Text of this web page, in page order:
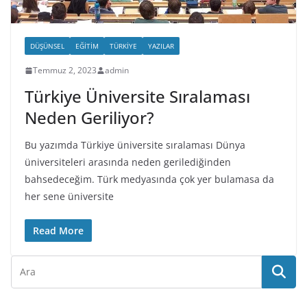
DÜŞÜNSEL EĞITIM TÜRKIYE YAZILAR
Temmuz 2, 2023 admin
Türkiye Üniversite Sıralaması
Neden Geriliyor?
Bu yazımda Türkiye üniversite sıralaması Dünya
üniversiteleri arasında neden gerilediğinden
bahsedeceğim. Türk medyasında çok yer bulamasa da
her sene üniversite
Read More